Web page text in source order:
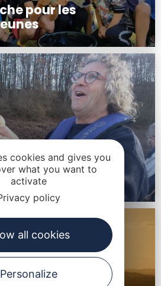
pour les
pour les
cookies and gives you
what you want to
activate
policy
all cookies
Personalize